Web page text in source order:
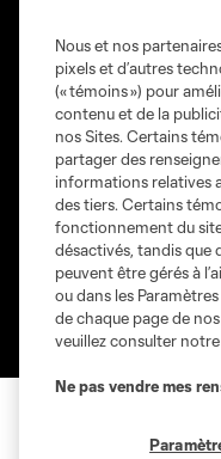
Conditions d'utilisation
Ne vendez pas et ne
Paramètres des témoins
@2026 MLS. Le nom et
marques déposées de Major
loi. Les noms et les logos
marques déposées ou des
utilisées avec l’autorisation
propriétaires. Toute
par conséquent prohibée est
Nous et nos
pixels et d’autres
(« témoins ») pour
contenu et de la
nos Sites. Certains
partager des
informations relatives
des tiers. Certains
fonctionnement du
désactivés, tandis que
peuvent être gérés à
ou dans les
de chaque page de
veuillez consulter notre
Ne pas vendre mes